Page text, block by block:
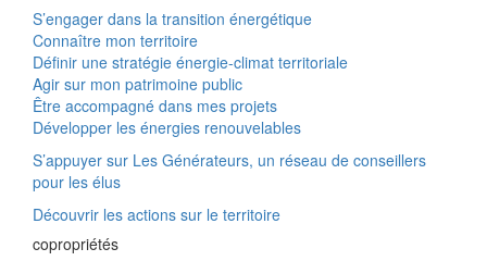
S’engager dans la transition énergétique
Connaître mon territoire
Définir une stratégie énergie-climat territoriale
Agir sur mon patrimoine public
Être accompagné dans mes projets
Développer les énergies renouvelables
S’appuyer sur Les Générateurs, un réseau de conseillers
pour les élus
Découvrir les actions sur le territoire
copropriétés